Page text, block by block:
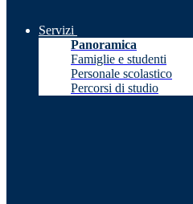
Servizi
Panoramica
Famiglie e studenti
Personale scolastico
Percorsi di studio